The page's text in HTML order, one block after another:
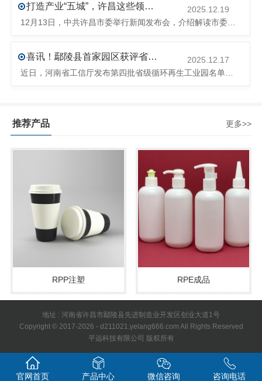
打造产业“五城”，许昌这些领域将迎来大发展！
2025.12.19
喜讯！鄢陵县首家园区获评省级循环再生工业园
2025.12.17
推荐产品 更多>>
RPP注塑 RPE成品
地址 : 河南省许昌市鄢陵县先进制造业开发区创业大道1号
Copyright © 2017-2026 - d211021.yelang666.com All Rights Reserved
平远科技有限公司 版权所有
官网首页 产品中心 微信咨询 咨询电话